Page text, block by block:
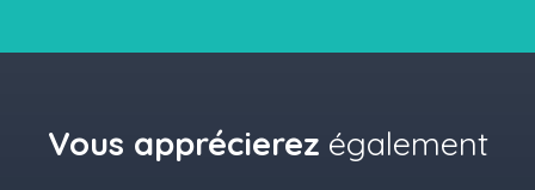
Vous apprécierez également